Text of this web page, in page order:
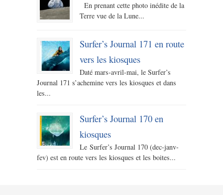
En prenant cette photo inédite de la
Terre vue de la Lune...
Surfer’s Journal 171 en route
vers les kiosques
Daté mars-avril-mai, le Surfer’s
Journal 171 s’achemine vers les kiosques et dans
les...
Surfer’s Journal 170 en
kiosques
Le Surfer’s Journal 170 (dec-janv-
fev) est en route vers les kiosques et les boites...